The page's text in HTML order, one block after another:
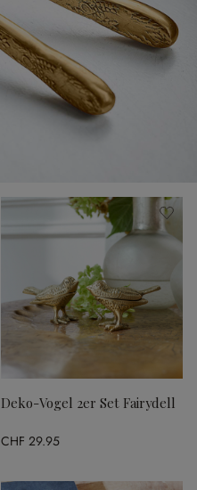
Deko-Vogel 2er Set Fairydell
CHF 29.95